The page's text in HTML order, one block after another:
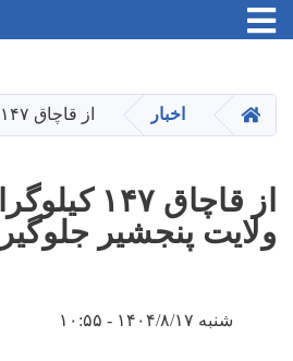
main
content
Toggle navigation
HOME اخبار از قاچاق ۱۴۷ کیلوگرام تریاک در ولایت پنجشیر جلوگیری گردید
از قاچاق
ولایت پنجشیر
شنبه ۱۴۰۴/۸/۱۷ - ۱۰:۵۵